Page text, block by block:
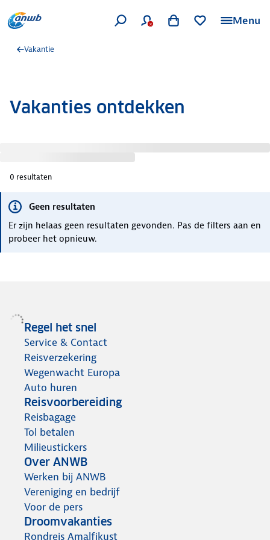
Menu
Vakantie
Vakanties ontdekken
0 resultaten
Geen resultaten
Er zijn helaas geen resultaten gevonden. Pas de filters aan en
probeer het opnieuw.
Regel het snel
Service & Contact
Reisverzekering
Wegenwacht Europa
Auto huren
Reisvoorbereiding
Reisbagage
Tol betalen
Milieustickers
Over ANWB
Werken bij ANWB
Vereniging en bedrijf
Voor de pers
Droomvakanties
Rondreis Amalfikust